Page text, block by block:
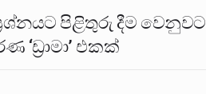
පිළිතුරු දීම වෙනුවට
එකක්